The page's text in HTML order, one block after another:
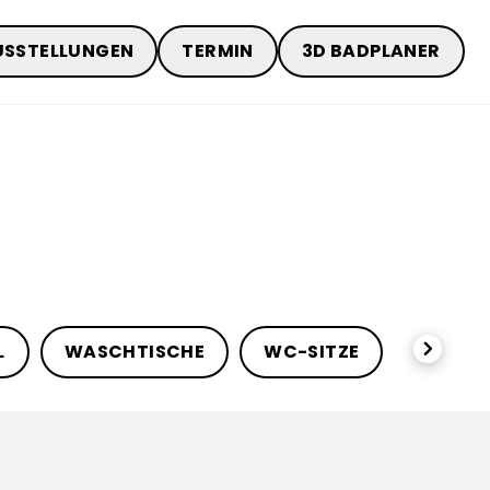
TERMIN 3D BADPLANER
WASCHTISCHE WC-SITZE chevronRight